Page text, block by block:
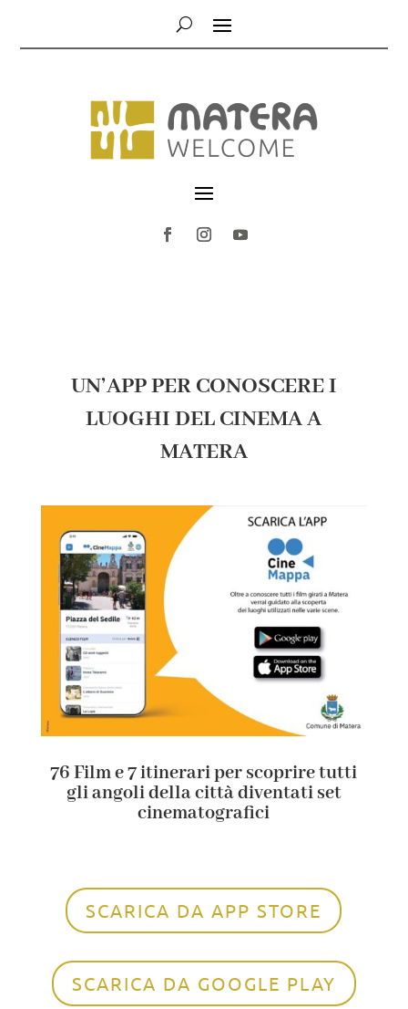
UN’APP PER CONOSCERE I
LUOGHI DEL CINEMA A
MATERA
76 Film e 7 itinerari per scoprire tutti
gli angoli della città diventati set
cinematografici
SCARICA DA APP STORE
SCARICA DA GOOGLE PLAY